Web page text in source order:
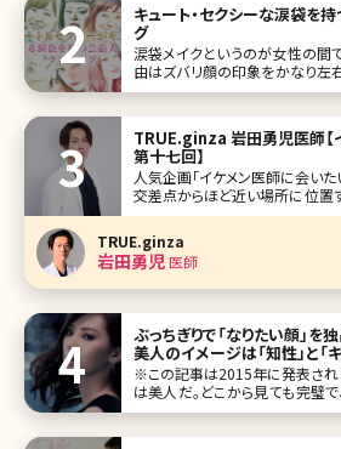
キュート・セクシーな涙袋を
グ
涙袋メイクというのが女性の間
由はズバリ顔の印象をかなり左
タンクと呼ばれ、人相学的にも
が多いです。今回は
TRUE.ginza 岩田勇児医師【
第十七回】
人気企画「イケメン医師に会い
交差点からほど近い場所に位置す
ギンザ）の岩田勇児（いわた ゆうじ）先生で
半は成績が下から三番目、高校
いた岩田先生が、あるきっかけ
目
TRUE.ginza
岩田勇児医師
ぶっちぎりで「なりたい顔」を
美人のイメージは「知性」と「
た／北条かや
※この記事は2015年に発表され
は美人だ。どこから見ても完璧で
で「美人のひな形」のようである